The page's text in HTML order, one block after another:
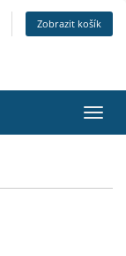
Zobrazit košík